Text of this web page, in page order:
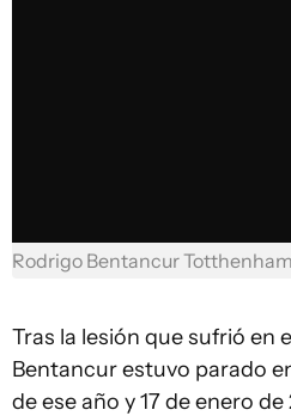
Rodrigo Bentancur Totthenham
Tras la lesión que sufrió en
Bentancur estuvo parado
de ese año y 17 de enero de